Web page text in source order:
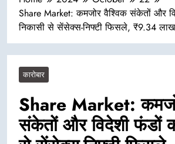
Share Market: कमजोर वैश्विक संकेतों और
निकासी से सेंसेक्स-निफ्टी फिसले, ₹9.34
कारोबार
Share Market:
संकेतों और विदेशी फंडों